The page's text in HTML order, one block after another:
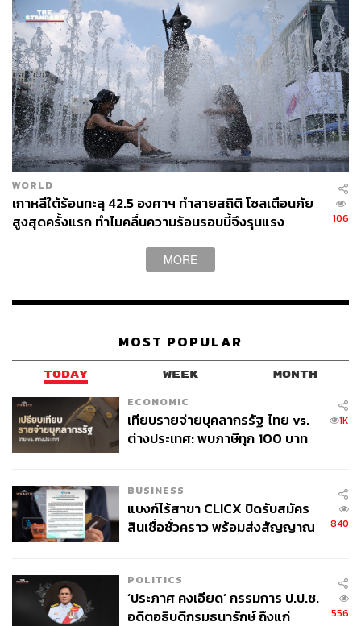
WORLD
เกาหลีใต้ร้อนทะลุ 42.5 องศาฯ ทำลายสถิติ โซลเตือนภัย
สูงสุดครั้งแรก ทำไมคลื่นความร้อนรอบนี้จึงรุนแรง
106
MORE
MOST POPULAR
TODAY WEEK MONTH
ECONOMIC
เทียบรายจ่ายบุคลากรรัฐ ไทย vs.
ต่างประเทศ: พบภาษีทุก 100 บาท
1K
BUSINESS
แบงก์ไร้สาขา CLICX ปิดรับสมัคร
สินเชื่อชั่วคราว พร้อมส่งสัญญาณ
840
POLITICS
‘ประภาศ คงเอียด’ กรรมการ ป.ป.ช.
อดีตอธิบดีกรมธนารักษ์ ถึงแก่
556